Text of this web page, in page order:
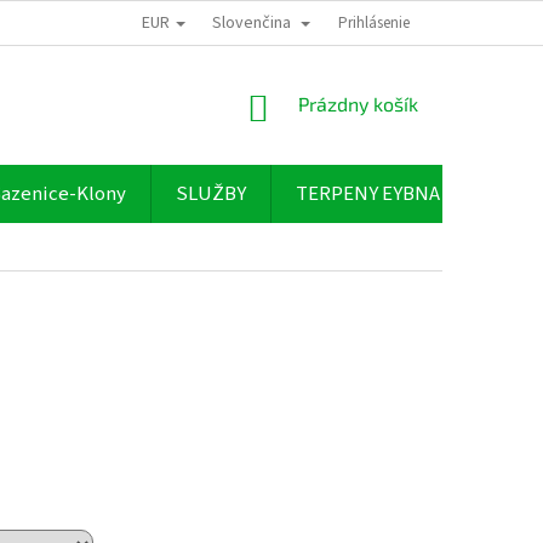
EUR Slovenčina Prihlásenie
NÁKUPNÝ
Prázdny košík
Klony SLUŽBY TERPENY EYBNA